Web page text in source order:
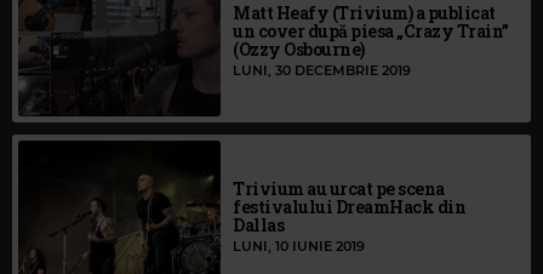
Matt Heafy (Trivium) a publicat
un cover după piesa „Crazy Train”
(Ozzy Osbourne)
LUNI, 30 DECEMBRIE 2019
Trivium au urcat pe scena
festivalului DreamHack din
Dallas
LUNI, 10 IUNIE 2019